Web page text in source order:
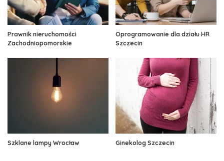
Prawnik nieruchomości
Zachodniopomorskie
Oprogramowanie dla działu HR
Szczecin
Szklane lampy Wrocław Ginekolog Szczecin